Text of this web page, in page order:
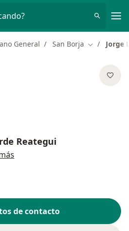
General San Borja Cambiar de
Jorge
Reategui
de contacto